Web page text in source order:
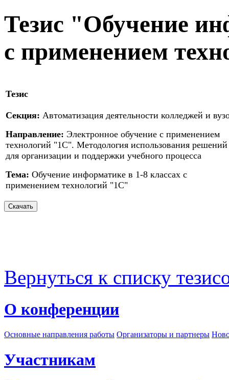
Тезис "Обучение
с применением
Тезис
Секция: Автоматизация деятельности колледжей и
Направление: Электронное обучение с применением
технологий "1С". Методология использования решений
для организации и поддержки учебного процесса
Тема: Обучение информатике в 1-8 классах с
применением технологий "1С"
Вернуться к списку
О конференции
Основные направления работы Организаторы и партнеры
Участникам